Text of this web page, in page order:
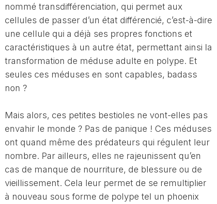
nommé transdifférenciation, qui permet aux
cellules de passer d’un état différencié, c’est-à-dire
une cellule qui a déjà ses propres fonctions et
caractéristiques à un autre état, permettant ainsi la
transformation de méduse adulte en polype. Et
seules ces méduses en sont capables, badass
non ?
Mais alors, ces petites bestioles ne vont-elles pas
envahir le monde ? Pas de panique ! Ces méduses
ont quand même des prédateurs qui régulent leur
nombre. Par ailleurs, elles ne rajeunissent qu’en
cas de manque de nourriture, de blessure ou de
vieillissement. Cela leur permet de se remultiplier
à nouveau sous forme de polype tel un phoenix